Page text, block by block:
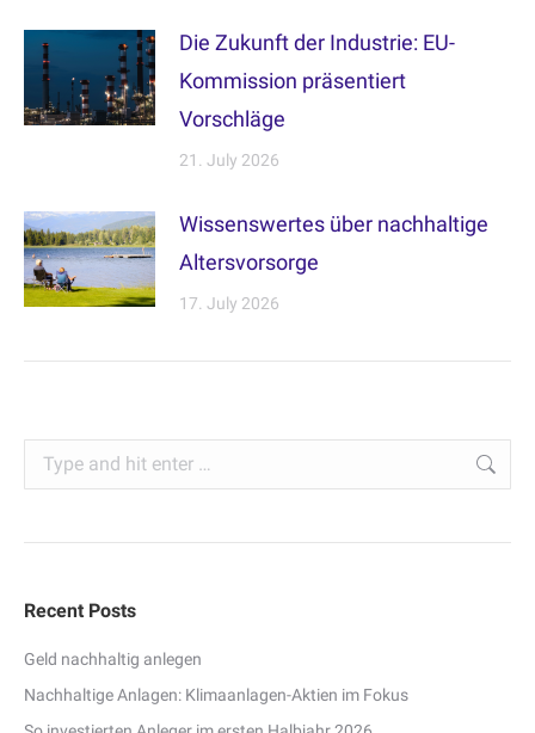
Die Zukunft der Industrie: EU-
Kommission präsentiert
Vorschläge
21. July 2026
Wissenswertes über nachhaltige
Altersvorsorge
17. July 2026
Search:
Recent Posts
Geld nachhaltig anlegen
Nachhaltige Anlagen: Klimaanlagen-Aktien im Fokus